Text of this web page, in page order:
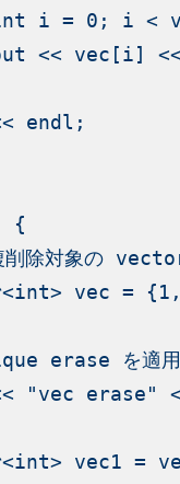
i = 0; i <
<< vec[i]
endl;
{
除対象の
vec =
erase を適用
"vec erase"
vec1 =